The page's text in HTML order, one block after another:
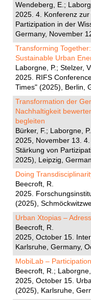
Wendeberg, E.;
2025. 4. Konferenz
Partizipation in der
Germany, November
Transforming
Sustainable Urban
Laborgne, P.; Stelzer,
2025. RIFS
Times" (2025), Berlin,
Transformation der
Nachhaltigkeit
begleiten
Bürker, F.; Laborgne, P.
2025, November 13.
Stärkung von
2025), Leipzig,
Doing
Beecroft, R.
2025.
(2025),
Urban Xtopias –
Beecroft, R.
2025, October 15.
Karlsruhe, Germany,
MobiLab –
Beecroft, R.; Laborgne,
2025, October 15.
(2025), Karlsruhe,